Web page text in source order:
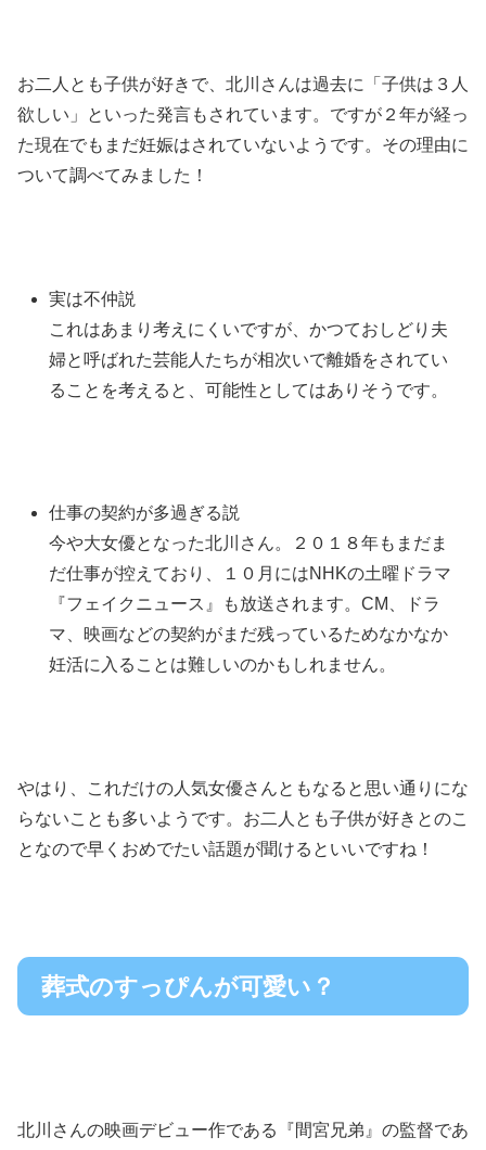
お二人とも子供が好きで、北川さんは過去に「子供は３人
欲しい」といった発言もされています。ですが２年が経っ
た現在でもまだ妊娠はされていないようです。その理由に
ついて調べてみました！
実は不仲説
これはあまり考えにくいですが、かつておしどり夫
婦と呼ばれた芸能人たちが相次いで離婚をされてい
ることを考えると、可能性としてはありそうです。
仕事の契約が多過ぎる説
今や大女優となった北川さん。２０１８年もまだま
だ仕事が控えており、１０月にはNHKの土曜ドラマ
『フェイクニュース』も放送されます。CM、ドラ
マ、映画などの契約がまだ残っているためなかなか
妊活に入ることは難しいのかもしれません。
やはり、これだけの人気女優さんともなると思い通りにな
らないことも多いようです。お二人とも子供が好きとのこ
となので早くおめでたい話題が聞けるといいですね！
葬式のすっぴんが可愛い？
北川さんの映画デビュー作である『間宮兄弟』の監督であ